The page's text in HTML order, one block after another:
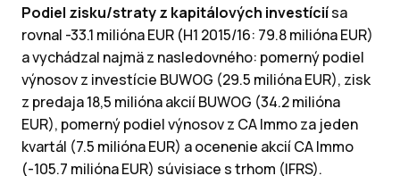
Podiel zisku/straty z kapitálových investíciísa
rovnal -33.1 milióna EUR (H1 2015/16: 79.8 milióna EUR)
a vychádzal najmä z nasledovného: pomerný podiel
výnosov z investície BUWOG (29.5 milióna EUR), zisk
z predaja 18,5 milióna akcií BUWOG (34.2 milióna
EUR), pomerný podiel výnosov z CA Immo za jeden
kvartál (7.5 milióna EUR) a ocenenie akcií CA Immo
(-105.7 milióna EUR) súvisiace s trhom (IFRS).